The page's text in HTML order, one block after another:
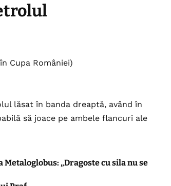
Cupa României)
lăsat în banda dreaptă, având în
să joace pe ambele flancuri ale
Metaloglobus: „Dragoste cu sila nu se